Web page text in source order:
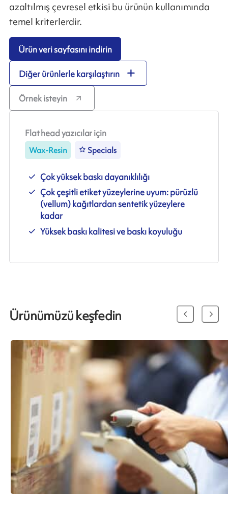
azaltılmış çevresel etkisi bu ürünün kullanımında
temel kriterlerdir.
Ürün veri sayfasını indirin
Diğer ürünlerle karşılaştırın
Örnek isteyin
Flat head yazıcılar için
Wax-Resin Specials
Çok yüksek baskı dayanıklılığı
Çok çeşitli etiket yüzeylerine uyum: pürüzlü
(vellum) kağıtlardan sentetik yüzeylere
kadar
Yüksek baskı kalitesi ve baskı koyuluğu
Ürünümüzü keşfedin